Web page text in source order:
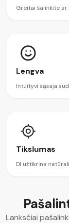
Greitai šalinkite ar
Lengva
Intuityvi sąsaja
Tikslumas
DI užtikrina
Lanksčiai